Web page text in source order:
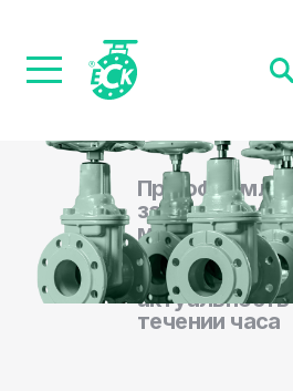
При
заказа на
менеджеры
продаж
актуальность
течении часа